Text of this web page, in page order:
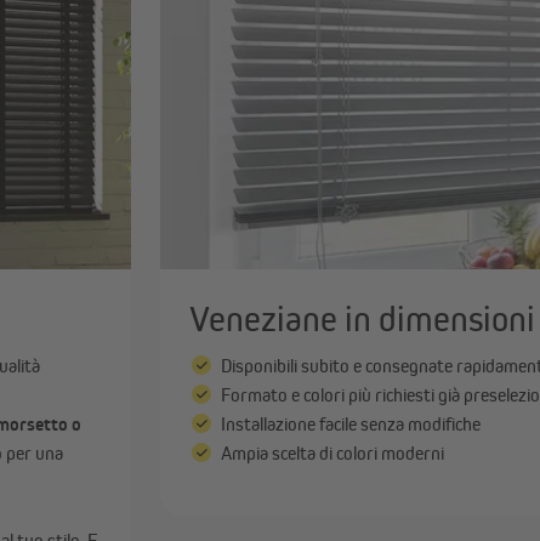
o
per una
Veneziane in
Disponibili subito e consegnate
Formato e colori più richiesti già
Installazione facile senza modifiche
Ampia scelta di colori moderni